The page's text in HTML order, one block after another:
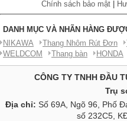
Chính sách bảo mật
DANH MỤC VÀ NHÃN HÀNG
NIKAWA
Thang Nhôm Rút Đơn
WELDCOM
Thang bàn HONDA
CÔNG TY TNHH ĐẦU
Trụ
Địa chỉ: Số 69A, Ngõ 96, Phố
số 232C5,